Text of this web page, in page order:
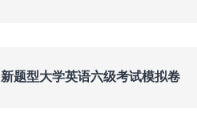
新题型大学英语六级考试模拟卷